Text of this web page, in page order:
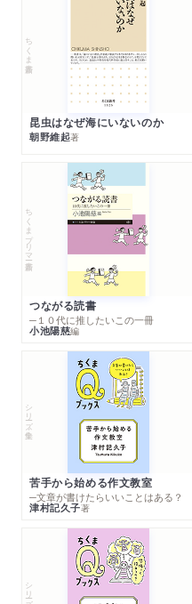
ちくま新書
昆虫はなぜ海にいないのか
朝野維起著
ちくまプリマー新書
つながる読書
─１０代に推したいこの一冊
小池陽慈編
シリーズ・全集
苦手から始める作文教室
─文章が書けたらいいことはある？
津村記久子著
シリーズ・全集